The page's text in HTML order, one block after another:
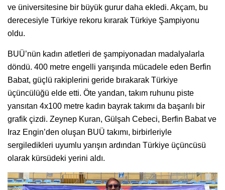
ve üniversitesine bir büyük gurur daha ekledi. Akçam, bu
derecesiyle Türkiye rekoru kırarak Türkiye Şampiyonu
oldu.
BUÜ’nün kadın atletleri de şampiyonadan madalyalarla
döndü. 400 metre engelli yarışında mücadele eden Berfin
Babat, güçlü rakiplerini geride bırakarak Türkiye
üçüncülüğü elde etti. Öte yandan, takım ruhunu piste
yansıtan 4x100 metre kadın bayrak takımı da başarılı bir
grafik çizdi. Zeynep Kuran, Gülşah Cebeci, Berfin Babat ve
Iraz Engin’den oluşan BUÜ takımı, birbirleriyle
sergiledikleri uyumlu yarışın ardından Türkiye üçüncüsü
olarak kürsüdeki yerini aldı.